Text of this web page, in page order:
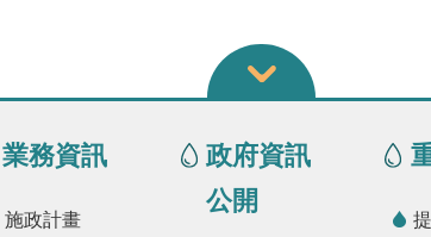
業務資訊
施政計畫
政府資訊
公開